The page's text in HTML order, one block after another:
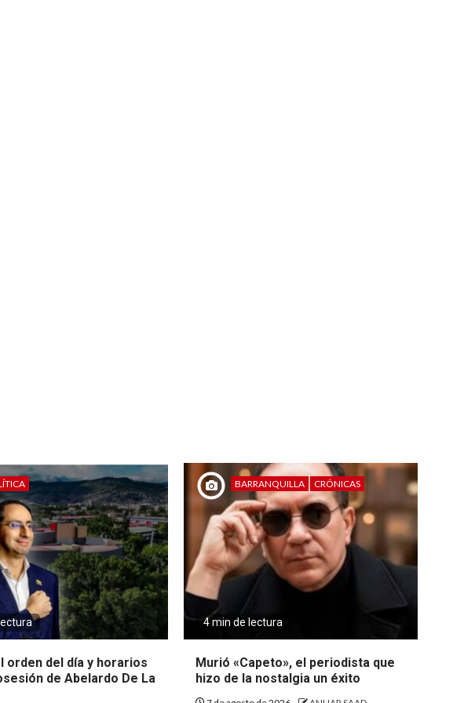
orden del día y horarios
de Abelardo De La
BARRANQUILLA CRÓNICAS
4 min de lectura
Murió «Capeto», el periodista que
hizo de la nostalgia un éxito